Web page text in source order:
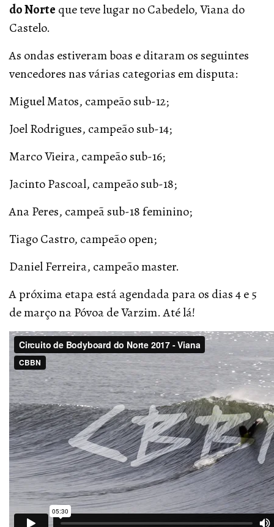
do Norte que teve lugar no Cabedelo, Viana do
Castelo.
As ondas estiveram boas e ditaram os seguintes
vencedores nas várias categorias em disputa:
Miguel Matos, campeão sub-12;
Joel Rodrigues, campeão sub-14;
Marco Vieira, campeão sub-16;
Jacinto Pascoal, campeão sub-18;
Ana Peres, campeã sub-18 feminino;
Tiago Castro, campeão open;
Daniel Ferreira, campeão master.
A próxima etapa está agendada para os dias 4 e 5
de março na Póvoa de Varzim. Até lá!